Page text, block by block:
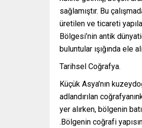
sağlamıştır. Bu
üretilen ve ticareti
Bölgesi’nin antik
buluntular ışığında ele
Tarihsel Coğrafya.
Küçük Asya’nın
adlandırılan
yer alırken, bölgenin
.Bölgenin coğrafi